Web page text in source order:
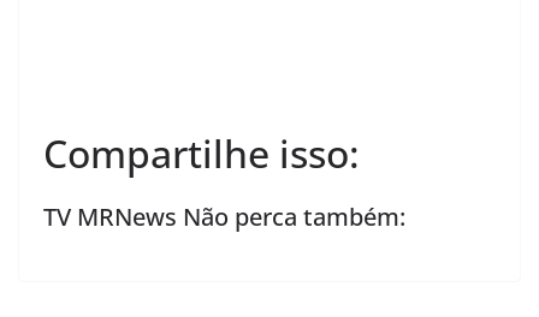
Compartilhe isso:
TV MRNews Não perca também: